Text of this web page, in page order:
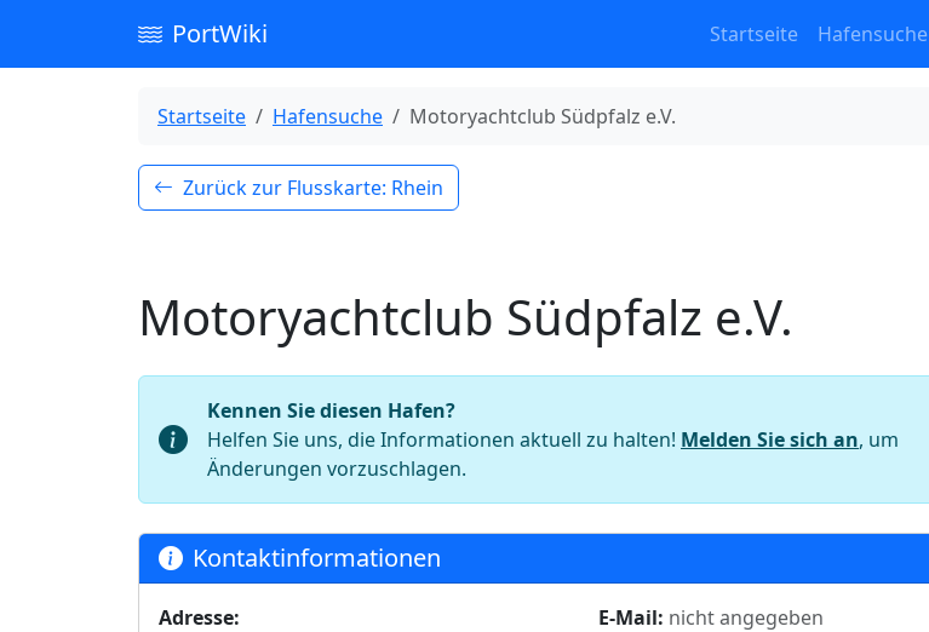
PortWiki Startseite Hafensuche
Startseite Hafensuche Motoryachtclub Südpfalz e.V.
Zurück zur Flusskarte: Rhein
Motoryachtclub Südpfalz e.V.
Kennen Sie diesen Hafen?
Helfen Sie uns, die Informationen aktuell zu halten! Melden Sie sich an, um
Änderungen vorzuschlagen.
Kontaktinformationen
Adresse:
E-Mail: nicht angegeben